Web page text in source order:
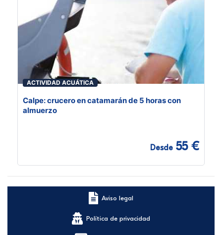
ACTIVIDAD ACUÁTICA
Calpe: crucero en catamarán de 5 horas con
almuerzo
Desde 55 €
Aviso legal
Política de privacidad